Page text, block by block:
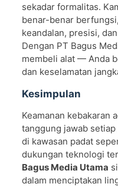
sekadar formalitas.
benar-benar
keandalan, presisi,
Dengan PT Bagus
membeli alat — Anda
dan keselamatan
Kesimpulan
Keamanan kebakaran
tanggung jawab
di kawasan padat
dukungan teknologi
Bagus Media Utama
dalam menciptakan